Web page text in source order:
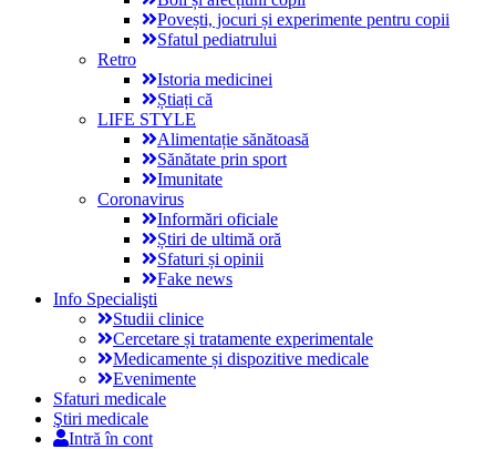
Povești, jocuri și experimente pentru copii
Sfatul pediatrului
Retro
Istoria medicinei
Știați că
LIFE STYLE
Alimentație sănătoasă
Sănătate prin sport
Imunitate
Coronavirus
Informări oficiale
Știri de ultimă oră
Sfaturi și opinii
Fake news
Info Specialişti
Studii clinice
Cercetare și tratamente experimentale
Medicamente și dispozitive medicale
Evenimente
Sfaturi medicale
Ştiri medicale
Intră în cont